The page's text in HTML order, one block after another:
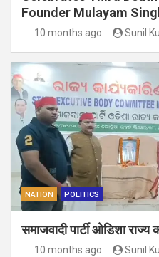
Founder Mulayam
10 months ago Sunil
NATION POLITICS
समाजवादी पार्टी ओडिशा राज्य
10 months ago Sunil